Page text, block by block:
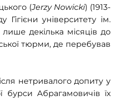
(Jerzy Nowicki) (1913-
Гігієни університету ім.
декілька місяців до
тюрми, де перебував
нетривалого допиту у
бурси Абрагамовичів їх